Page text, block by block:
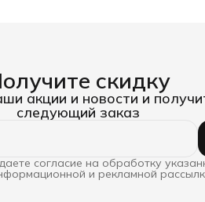
скидку
акции и новости и
следующий заказ
согласие на обработку
и рекламной